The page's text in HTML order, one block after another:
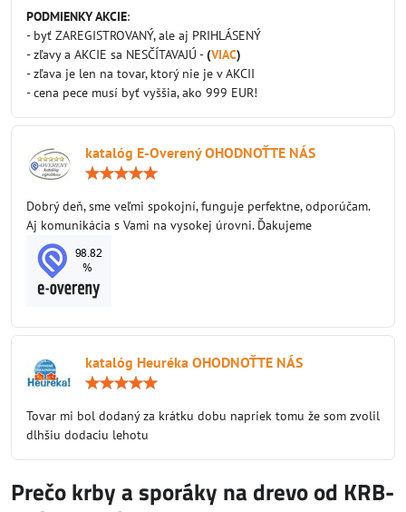
PODMIENKY AKCIE:
- byť ZAREGISTROVANÝ, ale aj PRIHLÁSENÝ
- zľavy a AKCIE sa NESČÍTAVAJÚ -(VIAC)
- zľava je len na tovar, ktorý nie je v AKCII
- cena pece musí byť vyššia, ako 999 EUR!
katalóg E-Overený OHODNOŤTE NÁS
5
Dobrý deň, sme veľmi spokojní, funguje perfektne, odporúčam.
Aj komunikácia s Vami na vysokej úrovni. Ďakujeme
katalóg Heuréka OHODNOŤTE NÁS
5
Tovar mi bol dodaný za krátku dobu napriek tomu že som zvolil
dlhšiu dodaciu lehotu
Prečo krby a sporáky na drevo od KRB-